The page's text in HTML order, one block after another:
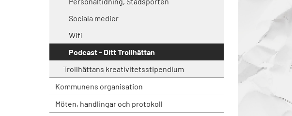
Sociala medier
Wifi
Podcast - Ditt Trollhättan
Trollhättans kreativitetsstipendium
Kommunens organisation
Möten, handlingar och protokoll